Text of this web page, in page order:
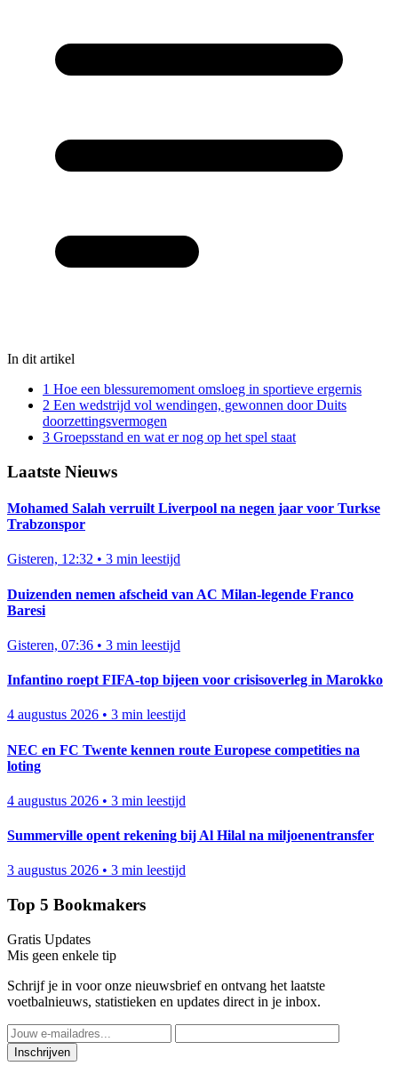
In dit artikel
1 Hoe een blessuremoment omsloeg in sportieve ergernis
2 Een wedstrijd vol wendingen, gewonnen door Duits
doorzettingsvermogen
3 Groepsstand en wat er nog op het spel staat
Laatste Nieuws
Mohamed Salah verruilt Liverpool na negen jaar voor Turkse
Trabzonspor
Gisteren, 12:32 • 3 min leestijd
Duizenden nemen afscheid van AC Milan-legende Franco
Baresi
Gisteren, 07:36 • 3 min leestijd
Infantino roept FIFA-top bijeen voor crisisoverleg in Marokko
4 augustus 2026 • 3 min leestijd
NEC en FC Twente kennen route Europese competities na
loting
4 augustus 2026 • 3 min leestijd
Summerville opent rekening bij Al Hilal na miljoenentransfer
3 augustus 2026 • 3 min leestijd
Top 5 Bookmakers
Gratis Updates
Mis geen enkele tip
Schrijf je in voor onze nieuwsbrief en ontvang het laatste
voetbalnieuws, statistieken en updates direct in je inbox.
Inschrijven